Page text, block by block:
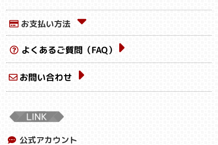
お支払い方法
よくあるご質問（FAQ）
お問い合わせ
公式アカウント